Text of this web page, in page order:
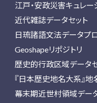
江戸・安政災害キュレー
近代雑誌データセット
日琉諸語文法データプ
Geoshapeリポジトリ
歴史的行政区域データ
『日本歴史地名大系』地
幕末期近世村領域デー